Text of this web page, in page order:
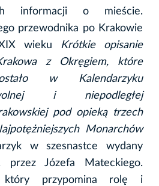
informacji o mieście.
przewodnika po Krakowie
wieku
Krótkie opisanie
z Okręgiem, które
w Kalendarzyku
i niepodległej
pod opieką trzech
Monarchów
w szesnastce wydany
Józefa Mateckiego.
który przypomina rolę i